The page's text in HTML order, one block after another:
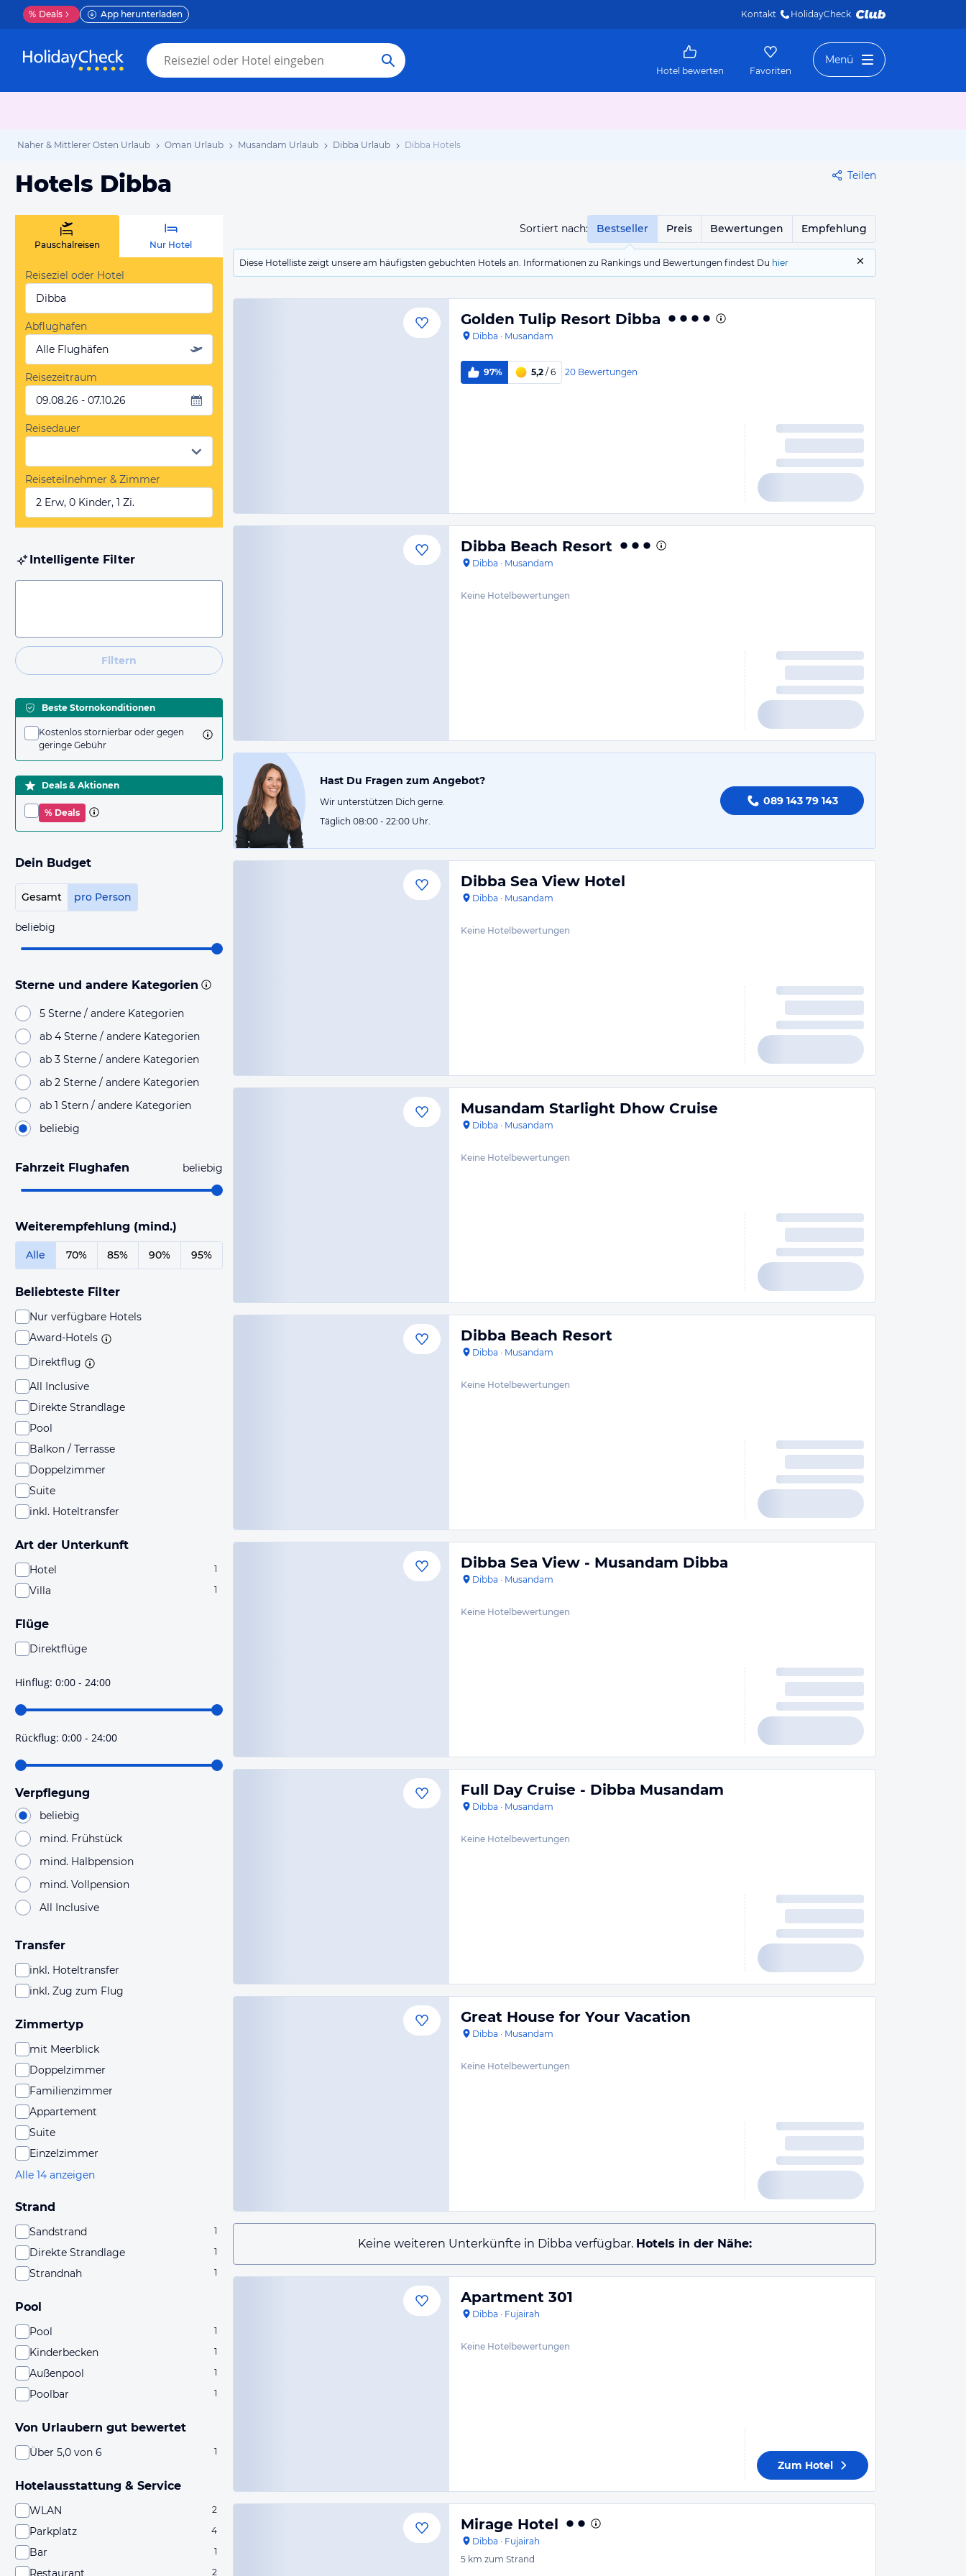
% Deals App herunterladen Kontakt HolidayCheck
Hotel bewerten Favoriten
Menü
Naher & Mittlerer Osten Urlaub Oman Urlaub Musandam Urlaub Dibba Urlaub Dibba Hotels
Hotels Dibba Teilen
Sortiert nach: Bestseller Preis Bewertungen Empfehlung
Diese Hotelliste zeigt unsere am häufigsten gebuchten Hotels an. Informationen zu Rankings und Bewertungen findest Du hier
Pauschalreisen Nur Hotel
Reiseziel oder Hotel
Dibba
Abflughafen
Alle Flughäfen
Reisezeitraum
09.08.26 - 07.10.26
Reisedauer
Reiseteilnehmer & Zimmer
2 Erw, 0 Kinder, 1 Zi.
Intelligente Filter
Filtern
Beste Stornokonditionen
Kostenlos stornierbar oder gegen
geringe Gebühr
Deals & Aktionen
% Deals
Dein Budget
Gesamt pro Person
beliebig
Sterne und andere Kategorien
5 Sterne / andere Kategorien
ab 4 Sterne / andere Kategorien
ab 3 Sterne / andere Kategorien
ab 2 Sterne / andere Kategorien
ab 1 Stern / andere Kategorien
beliebig
Fahrzeit Flughafen beliebig
Weiterempfehlung (mind.)
Alle 70% 85% 90% 95%
Beliebteste Filter
Nur verfügbare Hotels
Award-Hotels
Direktflug
All Inclusive
Direkte Strandlage
Pool
Balkon / Terrasse
Doppelzimmer
Suite
inkl. Hoteltransfer
Art der Unterkunft
Hotel 1
Villa 1
Flüge
Direktflüge
hoher Wahrscheinlichkeit Direktflüge sind. Bitte
prüfe vor der Buchung noch einmal die Flugdetails.
Hinflug: 0:00 - 24:00
Rückflug: 0:00 - 24:00
Verpflegung
beliebig
mind. Frühstück
mind. Halbpension
mind. Vollpension
All Inclusive
Transfer
inkl. Hoteltransfer
inkl. Zug zum Flug
Zimmertyp
mit Meerblick
Doppelzimmer
Familienzimmer
Appartement
Suite
Einzelzimmer
Alle 14 anzeigen
Strand
Sandstrand 1
Direkte Strandlage 1
Strandnah 1
Pool
Pool 1
Kinderbecken 1
Außenpool 1
Poolbar 1
Von Urlaubern gut bewertet
Über 5,0 von 6 1
Hotelausstattung & Service
WLAN 2
Parkplatz 4
Bar 1
Restaurant 2
Golden Tulip Resort Dibba
Dibba · Musandam
97% 5,2 / 6 20 Bewertungen
Dibba Beach Resort
Dibba · Musandam
Keine Hotelbewertungen
Hast Du Fragen zum Angebot?
Wir unterstützen Dich gerne.
Täglich 08:00 - 22:00 Uhr.
089 143 79 143
Dibba Sea View Hotel
Dibba · Musandam
Keine Hotelbewertungen
Musandam Starlight Dhow Cruise
Dibba · Musandam
Keine Hotelbewertungen
Dibba Beach Resort
Dibba · Musandam
Keine Hotelbewertungen
Dibba Sea View - Musandam Dibba
Dibba · Musandam
Keine Hotelbewertungen
Full Day Cruise - Dibba Musandam
Dibba · Musandam
Keine Hotelbewertungen
Great House for Your Vacation
Dibba · Musandam
Keine Hotelbewertungen
Keine weiteren Unterkünfte in Dibba verfügbar. Hotels in der Nähe:
Apartment 301
Dibba · Fujairah
Keine Hotelbewertungen
Zum Hotel
Mirage Hotel
Dibba · Fujairah
5 km zum Strand